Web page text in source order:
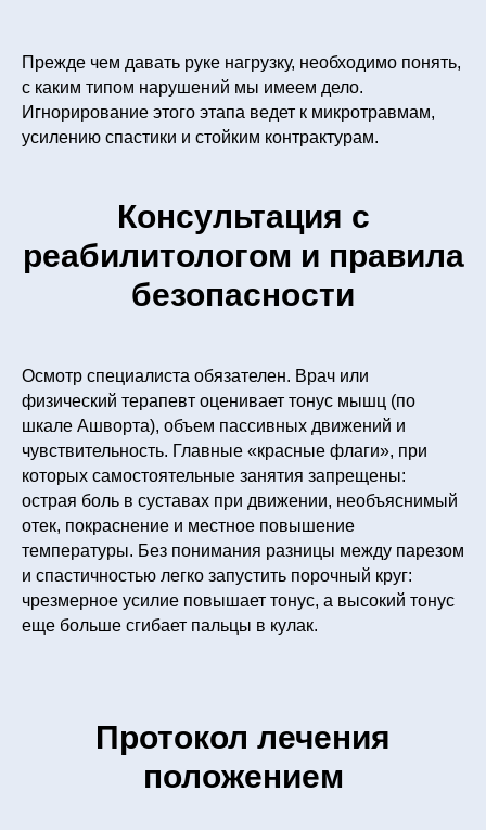
Прежде чем давать руке нагрузку, необходимо понять,
с каким типом нарушений мы имеем дело.
Игнорирование этого этапа ведет к микротравмам,
усилению спастики и стойким контрактурам.
Консультация с
реабилитологом и правила
безопасности
Осмотр специалиста обязателен. Врач или
физический терапевт оценивает тонус мышц (по
шкале Ашворта), объем пассивных движений и
чувствительность. Главные «красные флаги», при
которых самостоятельные занятия запрещены:
острая боль в суставах при движении, необъяснимый
отек, покраснение и местное повышение
температуры. Без понимания разницы между парезом
и спастичностью легко запустить порочный круг:
чрезмерное усилие повышает тонус, а высокий тонус
еще больше сгибает пальцы в кулак.
Протокол лечения
положением